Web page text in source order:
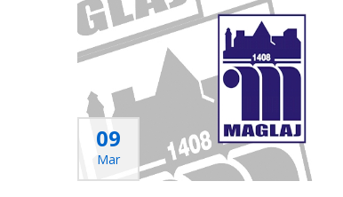
09
Mar